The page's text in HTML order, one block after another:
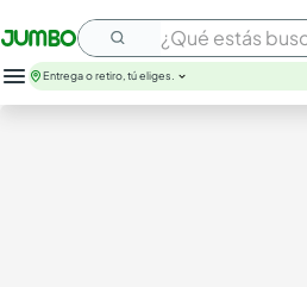
¿Qué estás buscando?
Entrega o retiro, tú eliges.